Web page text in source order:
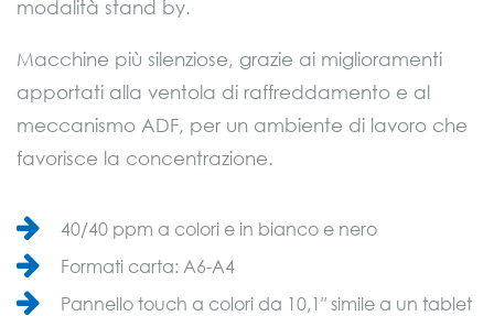
modalità stand by.
Macchine più silenziose, grazie ai miglioramenti
apportati alla ventola di raffreddamento e al
meccanismo ADF, per un ambiente di lavoro che
favorisce la concentrazione.
40/40 ppm a colori e in bianco e nero
Formati carta: A6-A4
Pannello touch a colori da 10,1″ simile a un tablet